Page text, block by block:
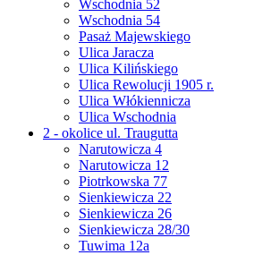
Wschodnia 52
Wschodnia 54
Pasaż Majewskiego
Ulica Jaracza
Ulica Kilińskiego
Ulica Rewolucji 1905 r.
Ulica Włókiennicza
Ulica Wschodnia
2 - okolice ul. Traugutta
Narutowicza 4
Narutowicza 12
Piotrkowska 77
Sienkiewicza 22
Sienkiewicza 26
Sienkiewicza 28/30
Tuwima 12a